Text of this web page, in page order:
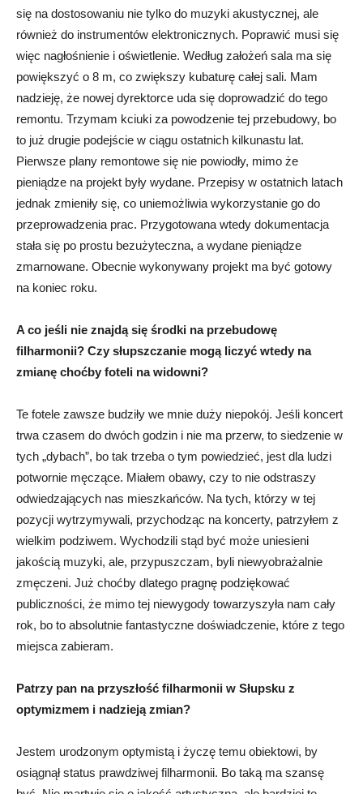
się na dostosowaniu nie tylko do muzyki akustycznej, ale
również do instrumentów elektronicznych. Poprawić musi się
więc nagłośnienie i oświetlenie. Według założeń sala ma się
powiększyć o 8 m, co zwiększy kubaturę całej sali. Mam
nadzieję, że nowej dyrektorce uda się doprowadzić do tego
remontu. Trzymam kciuki za powodzenie tej przebudowy, bo
to już drugie podejście w ciągu ostatnich kilkunastu lat.
Pierwsze plany remontowe się nie powiodły, mimo że
pieniądze na projekt były wydane. Przepisy w ostatnich latach
jednak zmieniły się, co uniemożliwia wykorzystanie go do
przeprowadzenia prac. Przygotowana wtedy dokumentacja
stała się po prostu bezużyteczna, a wydane pieniądze
zmarnowane. Obecnie wykonywany projekt ma być gotowy
na koniec roku.
A co jeśli nie znajdą się środki na przebudowę
filharmonii? Czy słupszczanie mogą liczyć wtedy na
zmianę choćby foteli na widowni?
Te fotele zawsze budziły we mnie duży niepokój. Jeśli koncert
trwa czasem do dwóch godzin i nie ma przerw, to siedzenie w
tych „dybach”, bo tak trzeba o tym powiedzieć, jest dla ludzi
potwornie męczące. Miałem obawy, czy to nie odstraszy
odwiedzających nas mieszkańców. Na tych, którzy w tej
pozycji wytrzymywali, przychodząc na koncerty, patrzyłem z
wielkim podziwem. Wychodzili stąd być może uniesieni
jakością muzyki, ale, przypuszczam, byli niewyobrażalnie
zmęczeni. Już choćby dlatego pragnę podziękować
publiczności, że mimo tej niewygody towarzyszyła nam cały
rok, bo to absolutnie fantastyczne doświadczenie, które z tego
miejsca zabieram.
Patrzy pan na przyszłość filharmonii w Słupsku z
optymizmem i nadzieją zmian?
Jestem urodzonym optymistą i życzę temu obiektowi, by
osiągnął status prawdziwej filharmonii. Bo taką ma szansę